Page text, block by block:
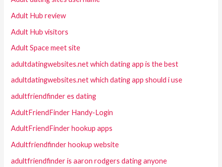
Adult Hub review
Adult Hub visitors
Adult Space meet site
adultdatingwebsites.net which dating app is the best
adultdatingwebsites.net which dating app should i use
adultfriendfinder es dating
AdultFriendFinder Handy-Login
AdultFriendFinder hookup apps
Adultfriendfinder hookup website
adultfriendfinder is aaron rodgers dating anyone